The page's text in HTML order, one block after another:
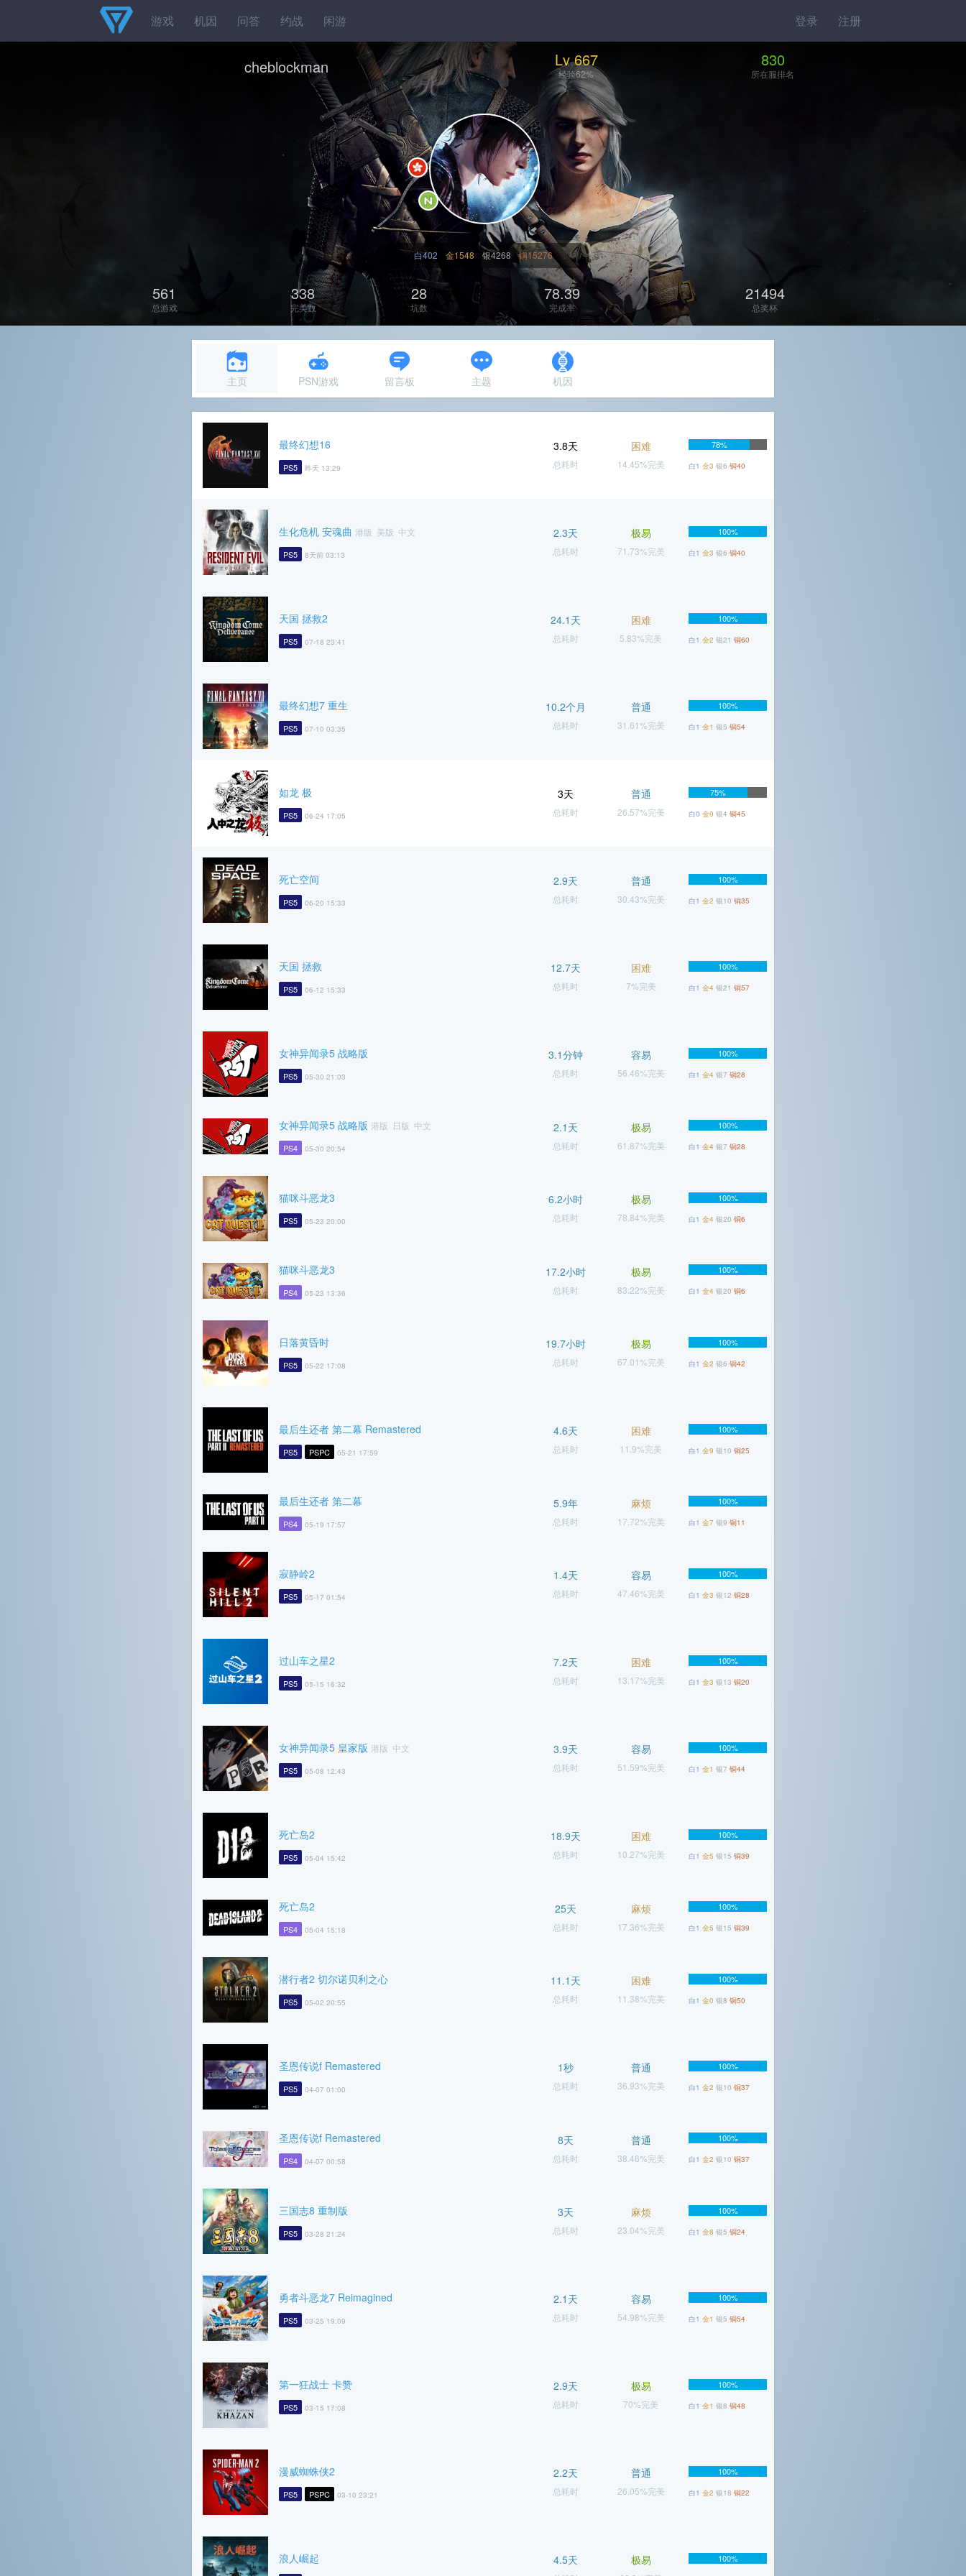
登录 注册
游戏 机因 问答 约战 闲游
cheblockman Lv 667
经验62%
830
所在服排名
白402 金1548 银4268 铜15276
561
总游戏
338
完美数
28
坑数
78.39
完成率
21494
总奖杯
主页 PSN游戏 留言板 主题 机因
最终幻想16
PS5 昨天 13:29
3.8天
总耗时
困难
14.45%完美
78%
白1 金3 银6 铜40
生化危机 安魂曲 港版 美版 中文
PS5 8天前 03:13
2.3天
总耗时
极易
71.73%完美
100%
白1 金3 银6 铜40
天国 拯救2
PS5 07-18 23:41
24.1天
总耗时
困难
5.83%完美
100%
白1 金2 银21 铜60
最终幻想7 重生
PS5 07-10 03:35
10.2个月
总耗时
普通
31.61%完美
100%
白1 金1 银5 铜54
如龙 极
PS5 06-24 17:05
3天
总耗时
普通
26.57%完美
75%
白0 金0 银4 铜45
死亡空间
PS5 06-20 15:33
2.9天
总耗时
普通
30.43%完美
100%
白1 金2 银10 铜35
天国 拯救
PS5 06-12 15:33
12.7天
总耗时
困难
7%完美
100%
白1 金4 银21 铜57
女神异闻录5 战略版
PS5 05-30 21:03
3.1分钟
总耗时
容易
56.46%完美
100%
白1 金4 银7 铜28
女神异闻录5 战略版 港版 日版 中文
PS4 05-30 20:54
2.1天
总耗时
极易
61.87%完美
100%
白1 金4 银7 铜28
猫咪斗恶龙3
PS5 05-23 20:00
6.2小时
总耗时
极易
78.84%完美
100%
白1 金4 银20 铜6
猫咪斗恶龙3
PS4 05-23 13:36
17.2小时
总耗时
极易
83.22%完美
100%
白1 金4 银20 铜6
日落黄昏时
PS5 05-22 17:08
19.7小时
总耗时
极易
67.01%完美
100%
白1 金2 银6 铜42
最后生还者 第二幕 Remastered
PS5 PSPC 05-21 17:59
4.6天
总耗时
困难
11.9%完美
100%
白1 金9 银10 铜25
最后生还者 第二幕
PS4 05-19 17:57
5.9年
总耗时
麻烦
17.72%完美
100%
白1 金7 银9 铜11
寂静岭2
PS5 05-17 01:54
1.4天
总耗时
容易
47.46%完美
100%
白1 金3 银12 铜28
过山车之星2
PS5 05-15 16:32
7.2天
总耗时
困难
13.17%完美
100%
白1 金3 银13 铜20
女神异闻录5 皇家版 港版 中文
PS5 05-08 12:43
3.9天
总耗时
容易
51.59%完美
100%
白1 金1 银7 铜44
死亡岛2
PS5 05-04 15:42
18.9天
总耗时
困难
10.27%完美
100%
白1 金5 银15 铜39
死亡岛2
PS4 05-04 15:18
25天
总耗时
麻烦
17.36%完美
100%
白1 金5 银15 铜39
潜行者2 切尔诺贝利之心
PS5 05-02 20:55
11.1天
总耗时
困难
11.38%完美
100%
白1 金0 银8 铜50
圣恩传说f Remastered
PS5 04-07 01:00
1秒
总耗时
普通
36.93%完美
100%
白1 金2 银10 铜37
圣恩传说f Remastered
PS4 04-07 00:58
8天
总耗时
普通
38.46%完美
100%
白1 金2 银10 铜37
三国志8 重制版
PS5 03-28 21:24
3天
总耗时
麻烦
23.04%完美
100%
白1 金8 银5 铜24
勇者斗恶龙7 Reimagined
PS5 03-25 19:09
2.1天
总耗时
容易
54.98%完美
100%
白1 金1 银5 铜54
第一狂战士 卡赞
PS5 03-15 17:08
2.9天
总耗时
极易
70%完美
100%
白1 金1 银8 铜48
漫威蜘蛛侠2
PS5 PSPC 03-10 23:21
2.2天
总耗时
普通
26.05%完美
100%
白1 金2 银18 铜22
浪人崛起 4.5天 极易 100%